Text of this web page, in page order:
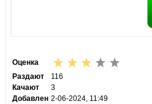
Оценка
Раздают
116
Качают
3
Добавлен 2-06-2024, 11:49